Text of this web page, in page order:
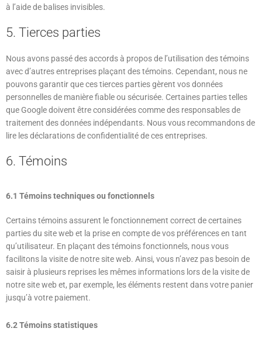
à l’aide de balises invisibles.
5. Tierces parties
Nous avons passé des accords à propos de l’utilisation des témoins
avec d’autres entreprises plaçant des témoins. Cependant, nous ne
pouvons garantir que ces tierces parties gèrent vos données
personnelles de manière fiable ou sécurisée. Certaines parties telles
que Google doivent être considérées comme des responsables de
traitement des données indépendants. Nous vous recommandons de
lire les déclarations de confidentialité de ces entreprises.
6. Témoins
6.1 Témoins techniques ou fonctionnels
Certains témoins assurent le fonctionnement correct de certaines
parties du site web et la prise en compte de vos préférences en tant
qu’utilisateur. En plaçant des témoins fonctionnels, nous vous
facilitons la visite de notre site web. Ainsi, vous n’avez pas besoin de
saisir à plusieurs reprises les mêmes informations lors de la visite de
notre site web et, par exemple, les éléments restent dans votre panier
jusqu’à votre paiement.
6.2 Témoins statistiques